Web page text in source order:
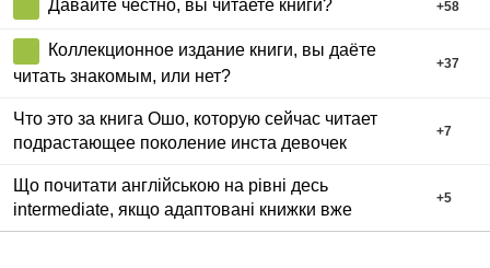
Давайте честно, вы читаете книги? +58
Коллекционное издание книги, вы даёте
читать знакомым, или нет?
+37
Что это за книга Ошо, которую сейчас читает
подрастающее поколение инста девочек
+7
Що почитати англійською на рівні десь
intermediate, якщо адаптовані книжки вже
+5